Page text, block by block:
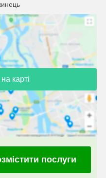
карті
послуги